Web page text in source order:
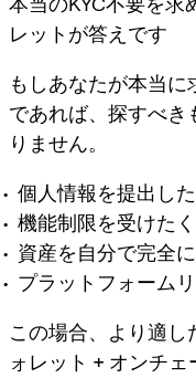
レットが答えです
もしあなたが本当
であれば、探すべき
りません。
個人情報を提出し
機能制限を受けた
資産を自分で完全
プラットフォーム
この場合、より適し
ォレット + オンチ